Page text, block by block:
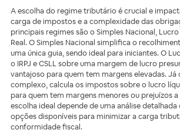
A escolha do regime tributário é crucial e
carga de impostos e a complexidade das
principais regimes são o Simples Nacional,
Real. O Simples Nacional simplifica o
uma única guia, sendo ideal para iniciantes. O
o IRPJ e CSLL sobre uma margem de lucro
vantajoso para quem tem margens elevadas. Já
complexo, calcula os impostos sobre o lucro
para quem tem margens menores ou prejuízos
escolha ideal depende de uma análise
opções disponíveis para minimizar a carga
conformidade fiscal.